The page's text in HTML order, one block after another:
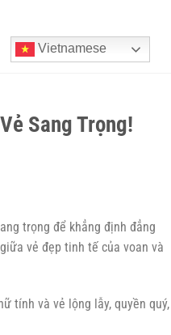
Vietnamese
Sang Trọng!
trọng để khẳng định đẳng
vẻ đẹp tinh tế của voan và
tính và vẻ lộng lẫy, quyền quý,